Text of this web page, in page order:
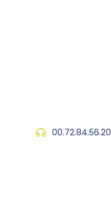
00.72.84.56.20